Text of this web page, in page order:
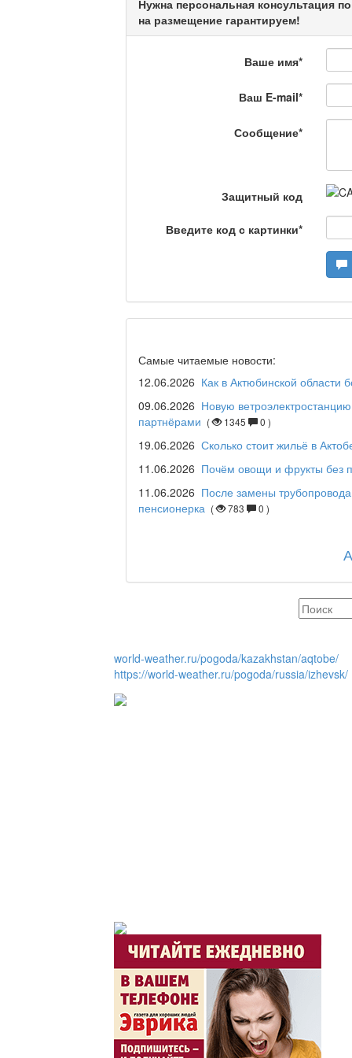
Кто поможет
Сделано в Актобе /
Станем чемпионами
Дәрігер не айтады?
Maslihat LIVE
Отчётная встреча
қаласы әкімінің
Час акима / Әкім
Розыгрыши призов
Нужна персональная консультация
на размещение гарантируем!
Ваше имя*
Ваш E-mail*
Сообщение*
Защитный код
Введите код с картинки*
Самые читаемые новости:
12.06.2026 Как в Актюбинской области
09.06.2026 Новую
партнёрами ( 1345 0 )
19.06.2026 Сколько стоит жильё в
11.06.2026 Почём овощи и фрукты без
11.06.2026 После замены
пенсионерка ( 783 0 )
world-weather.ru/pogoda/kazakhstan/aqtobe/
https://world-weather.ru/pogoda/russia/izhevsk/